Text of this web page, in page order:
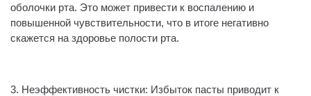
оболочки рта. Это может привести к воспалению и
повышенной чувствительности, что в итоге негативно
скажется на здоровье полости рта.
3. Неэффективность чистки: Избыток пасты приводит к